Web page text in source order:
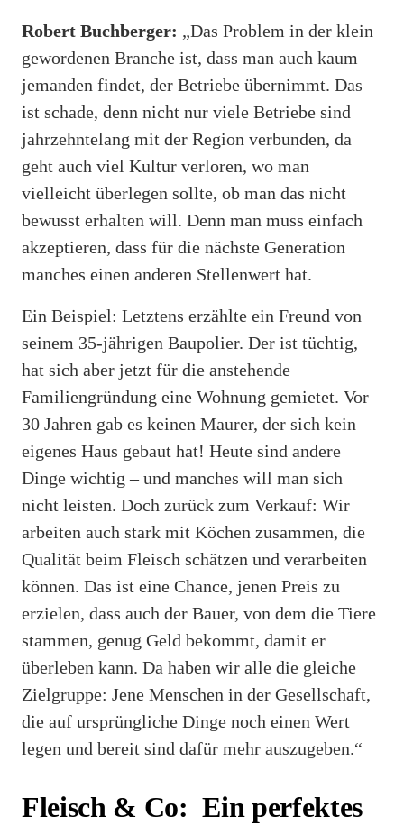
Robert Buchberger: „Das Problem in der klein
gewordenen Branche ist, dass man auch kaum
jemanden findet, der Betriebe übernimmt. Das
ist schade, denn nicht nur viele Betriebe sind
jahrzehntelang mit der Region verbunden, da
geht auch viel Kultur verloren, wo man
vielleicht überlegen sollte, ob man das nicht
bewusst erhalten will. Denn man muss einfach
akzeptieren, dass für die nächste Generation
manches einen anderen Stellenwert hat.
Ein Beispiel: Letztens erzählte ein Freund von
seinem 35-jährigen Baupolier. Der ist tüchtig,
hat sich aber jetzt für die anstehende
Familiengründung eine Wohnung gemietet. Vor
30 Jahren gab es keinen Maurer, der sich kein
eigenes Haus gebaut hat! Heute sind andere
Dinge wichtig – und manches will man sich
nicht leisten. Doch zurück zum Verkauf: Wir
arbeiten auch stark mit Köchen zusammen, die
Qualität beim Fleisch schätzen und verarbeiten
können. Das ist eine Chance, jenen Preis zu
erzielen, dass auch der Bauer, von dem die Tiere
stammen, genug Geld bekommt, damit er
überleben kann. Da haben wir alle die gleiche
Zielgruppe: Jene Menschen in der Gesellschaft,
die auf ursprüngliche Dinge noch einen Wert
legen und bereit sind dafür mehr auszugeben.“
Fleisch & Co: Ein perfektes